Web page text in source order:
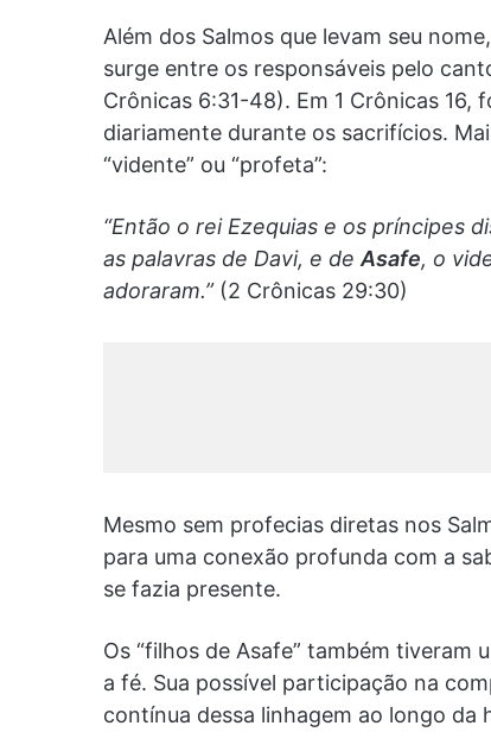
Além dos Salmos que levam seu
surge entre os responsáveis pelo
Crônicas 6:31-48). Em 1 Crônicas
diariamente durante os sacrifícios.
“vidente” ou “profeta”:
“Então o rei Ezequias e os príncipes
as palavras de Davi, e deAsafe, o
adoraram.” (2 Crônicas 29:30)
Mesmo sem profecias diretas nos
para uma conexão profunda com a
se fazia presente.
Os “filhos de Asafe” também tiveram
a fé. Sua possível participação na
contínua dessa linhagem ao longo da